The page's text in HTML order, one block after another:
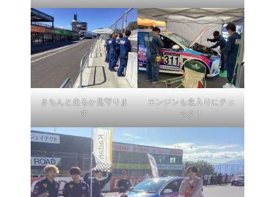
きちんと走るか見守りま
す
エンジンも念入りにチェ
ック！